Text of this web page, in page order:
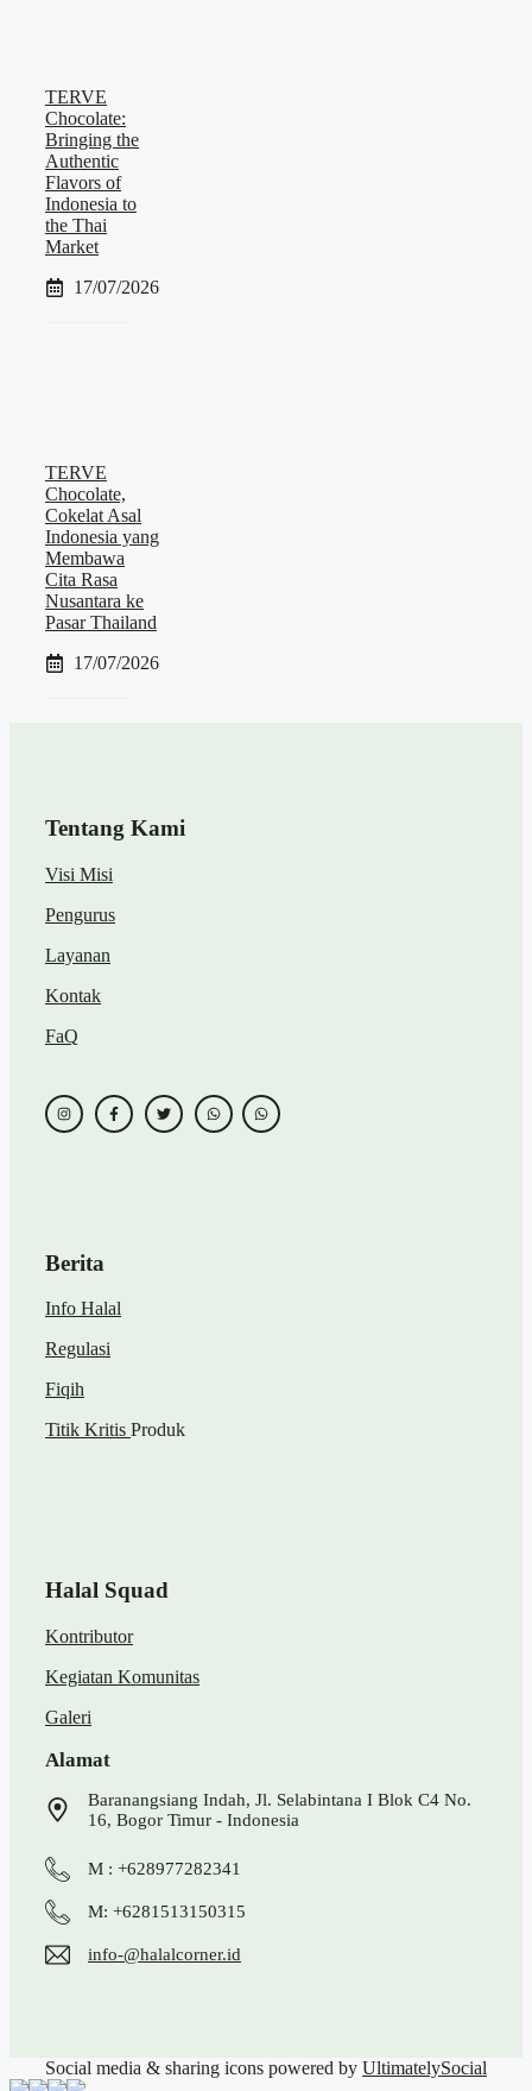
TERVE
Chocolate:
Bringing the
Authentic
Flavors of
Indonesia to
the Thai
Market
17/07/2026
TERVE
Chocolate,
Cokelat Asal
Indonesia yang
Membawa
Cita Rasa
Nusantara ke
Pasar Thailand
17/07/2026
Tentang Kami
Visi Misi
Pengurus
Layanan
Kontak
FaQ
Berita
Info Halal
Regulasi
Fiqih
Titik Kritis Produk
Halal Squad
Kontributor
Kegiatan Komunitas
Galeri
Alamat
Baranangsiang Indah, Jl. Selabintana I Blok C4 No.
16, Bogor Timur - Indonesia
M : +628977282341
M: +6281513150315
info-@halalcorner.id
Social media & sharing icons powered by UltimatelySocial